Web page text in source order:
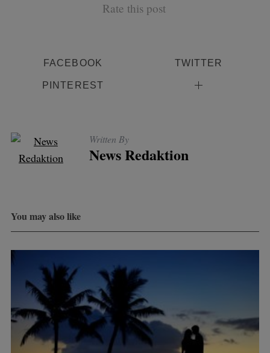
Rate this post
FACEBOOK TWITTER
PINTEREST
Written By
News Redaktion
You may also like